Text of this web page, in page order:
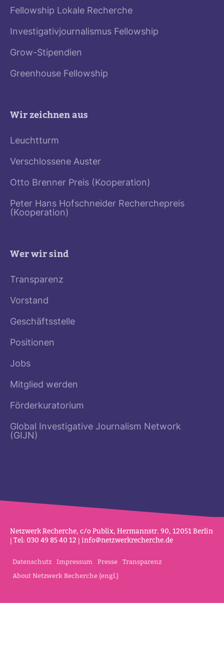
Fellowship Lokale Recherche
Investigativjournalismus Fellowship
Grow-Stipendien
Greenhouse Fellowship
Wir zeichnen aus
Leuchtturm
Verschlossene Auster
Otto Brenner Preis (Kooperation)
Peter Hans Hofschneider Recherchepreis
(Kooperation)
Wer wir sind
Transparenz
Vorstand
Geschäftsstelle
Positionen
Jobs
Mitglied werden
Förderkuratorium
Global Investigative Journalism Network
(GIJN)
Netz­werk Recherche, c/o Publix, Her­mannstr. 90, 12051 Berlin
| Tel: 030 49 85 40 12 | info@netz­werk­re­cherche.de
Datenschutz Impressum Presse Transparenz
About Netzwerk Recherche (engl.)